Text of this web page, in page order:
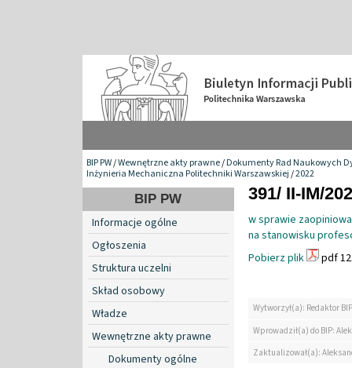
BIP PW/Wewnętrzne akty prawne/Dokumenty Rad Naukowych
Inżynieria Mechaniczna Politechniki Warszawskiej/2022
BIP PW
Informacje ogólne
Ogłoszenia
Struktura uczelni
Skład osobowy
Władze
Wewnętrzne akty prawne
Dokumenty ogólne
391/ II-IM/
w sprawie
na stanowisku
Pobierz plik
pdf
Wytworzył(a): Redaktor BIP
Wprowadził(a) do BIP:
Zaktualizował(a):